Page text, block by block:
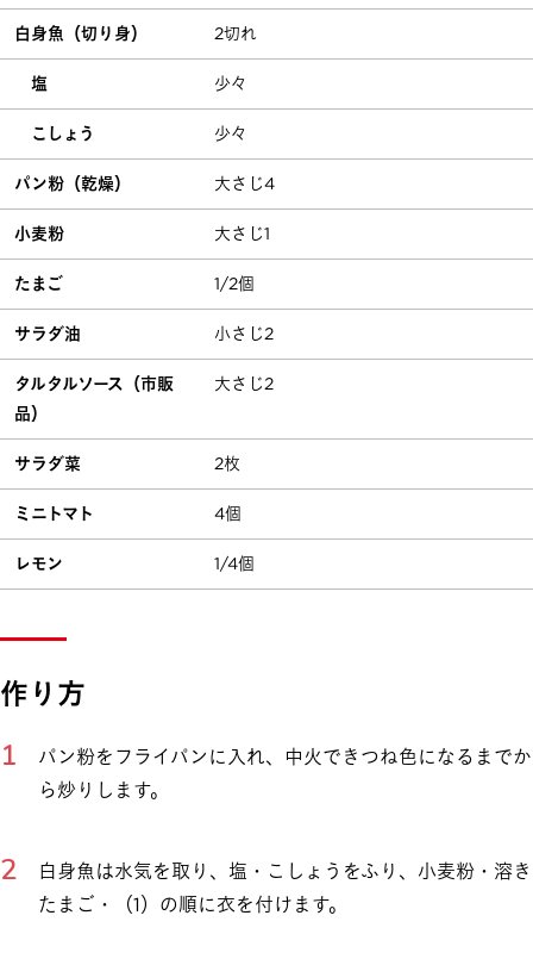
白身魚（切り身） 2切れ
塩 少々
こしょう 少々
パン粉（乾燥） 大さじ4
小麦粉 大さじ1
たまご 1/2個
サラダ油 小さじ2
タルタルソース（市販
品）
大さじ2
サラダ菜 2枚
ミニトマト 4個
レモン 1/4個
作り方
パン粉をフライパンに入れ、中火できつね色になるまでか
ら炒りします。
白身魚は水気を取り、塩・こしょうをふり、小麦粉・溶き
たまご・（1）の順に衣を付けます。